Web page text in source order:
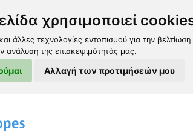
χρησιμοποιεί
άλλες τεχνολογίες εντοπισμού για την
ανάλυση της επισκεψιμότητάς μας.
Αλλαγή των προτιμήσεών μου